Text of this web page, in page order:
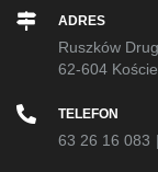
ADRES
Ruszków
62-604
TELEFON
63 26 16 083 |